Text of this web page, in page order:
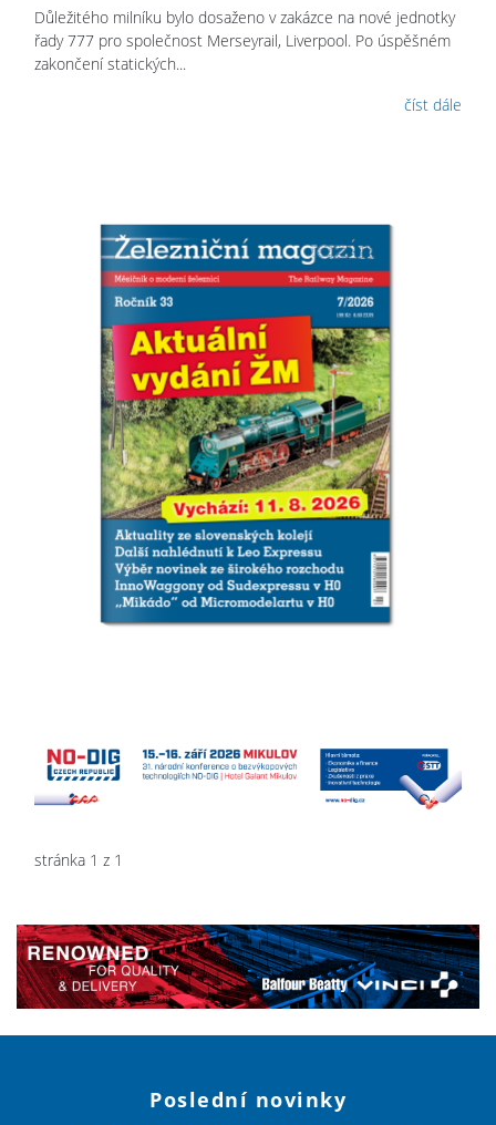
Důležitého milníku bylo dosaženo v zakázce na nové jednotky
řady 777 pro společnost Merseyrail, Liverpool. Po úspěšném
zakončení statických...
číst dále
stránka 1 z 1
Poslední novinky